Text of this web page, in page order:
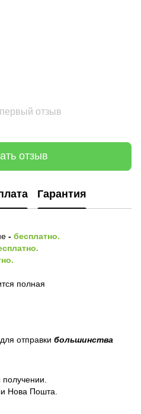
отзыв
отзыв
Гарантия
- бесплатно.
полная
для отправки большинства
Нова Пошта.